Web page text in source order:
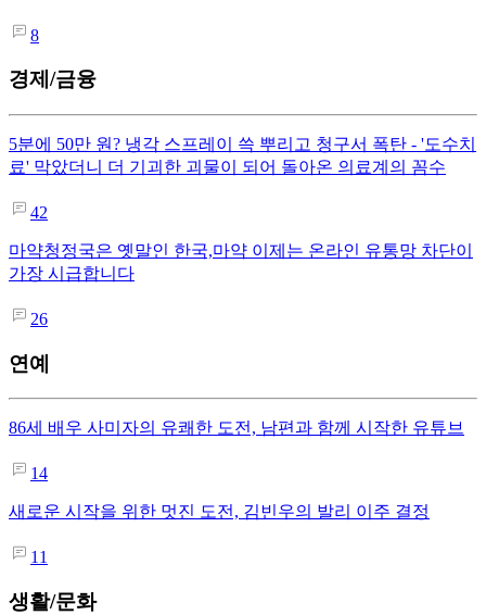
8
경제/금융
5분에 50만 원? 냉각 스프레이 쓱 뿌리고 청구서 폭탄 - '도수치
료' 막았더니 더 기괴한 괴물이 되어 돌아온 의료계의 꼼수
42
마약청정국은 옛말인 한국,마약 이제는 온라인 유통망 차단이
가장 시급합니다
26
연예
86세 배우 사미자의 유쾌한 도전, 남편과 함께 시작한 유튜브
14
새로운 시작을 위한 멋진 도전, 김빈우의 발리 이주 결정
11
생활/문화